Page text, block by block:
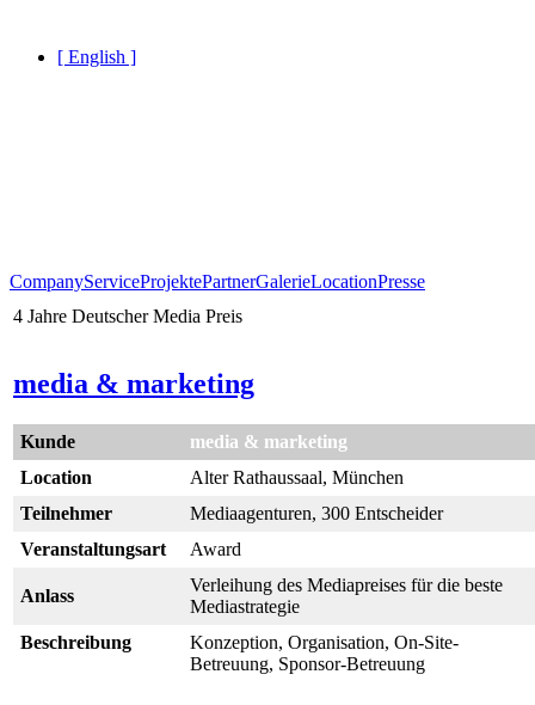
[ English ]
CompanyServiceProjektePartnerGalerieLocationPresse
4 Jahre Deutscher Media Preis
media & marketing
Kunde
media & marketing
Location
Alter Rathaussaal, München
Teilnehmer
Mediaagenturen, 300 Entscheider
Veranstaltungsart
Award
Anlass
Verleihung des Mediapreises für die beste
Mediastrategie
Beschreibung
Konzeption, Organisation, On-Site-
Betreuung, Sponsor-Betreuung